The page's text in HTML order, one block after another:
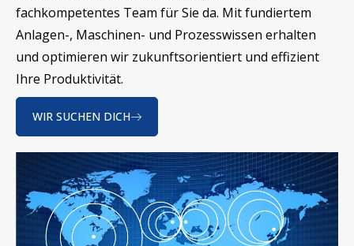
fachkompetentes Team für Sie da. Mit fundiertem
Anlagen-, Maschinen- und Prozesswissen erhalten
und optimieren wir zukunftsorientiert und effizient
Ihre Produktivität.
WIR SUCHEN DICH